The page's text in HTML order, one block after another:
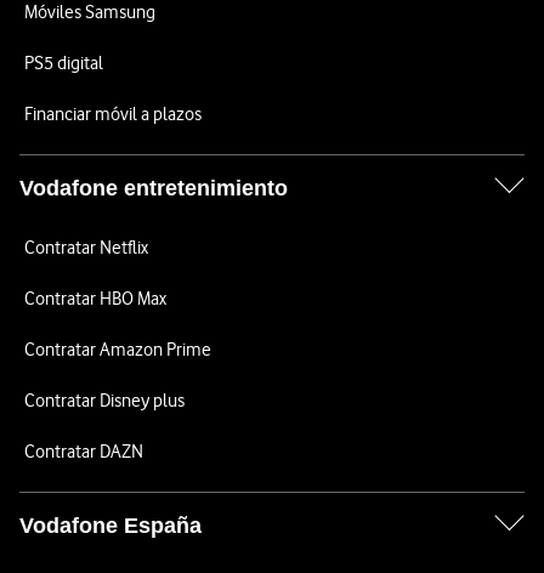
Móviles Samsung
PS5 digital
Financiar móvil a plazos
Vodafone entretenimiento
Contratar Netflix
Contratar HBO Max
Contratar Amazon Prime
Contratar Disney plus
Contratar DAZN
Vodafone España